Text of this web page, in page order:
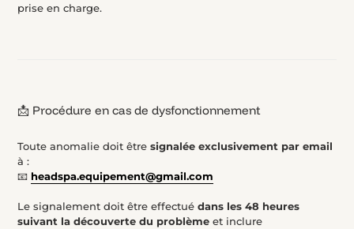
prise en charge.
📩 Procédure en cas de dysfonctionnement
Toute anomalie doit être signalée exclusivement par email
à :
📧 headspa.equipement@gmail.com
Le signalement doit être effectué dans les 48 heures
suivant la découverte du problème et inclure